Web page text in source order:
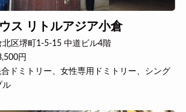
ス リトルアジア小倉
区堺町1-5-15 中道ビル4階
円
ドミトリー、女性専用ドミトリー、シング
ル